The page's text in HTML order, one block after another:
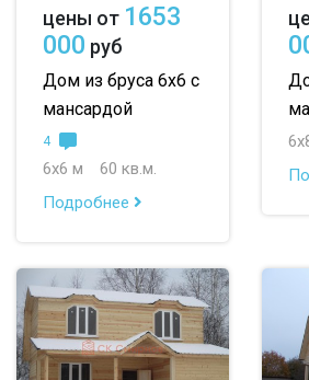
цены от 1653
000 руб
Дом из бруса 6х6 с
мансардой
4
6х6 м
60 кв.м.
Подробнее